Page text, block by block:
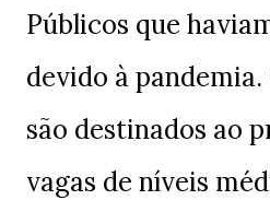
Públicos que
devido à
são destinados ao
vagas de níveis